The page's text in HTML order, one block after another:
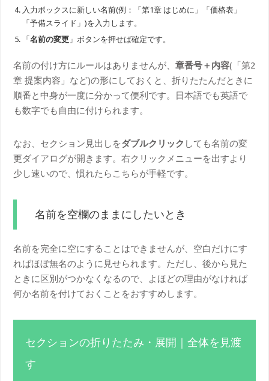
入力ボックスに新しい名前(例：「第1章 はじめに」「価格表」
「予備スライド」)を入力します。
「名前の変更 」ボタンを押せば確定です。
名前の付け方にルールはありませんが、章番号＋内容(「第2
章 提案内容」など)の形にしておくと、折りたたんだときに
順番と中身が一度に分かって便利です。日本語でも英語で
も数字でも自由に付けられます。
なお、セクション見出しをダブルクリック しても名前の変
更ダイアログが開きます。右クリックメニューを出すより
少し速いので、慣れたらこちらが手軽です。
名前を空欄のままにしたいとき
名前を完全に空にすることはできませんが、空白だけにす
ればほぼ無名のように見せられます。ただし、後から見た
ときに区別がつかなくなるので、よほどの理由がなければ
何か名前を付けておくことをおすすめします。
セクションの折りたたみ・展開｜全体を見渡
す